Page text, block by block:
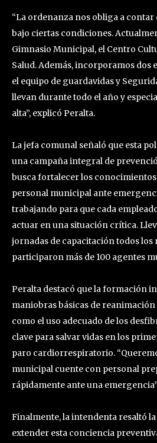
“La ordenanza nos obliga a
bajo ciertas condiciones.
Gimnasio Municipal, el Centro
Salud. Además, incorporamos dos
el equipo de guardavidas y
llevan durante todo el año y
alta”, explicó Peralta.
La jefa comunal señaló que esta
una campaña integral de
busca fortalecer los
personal municipal ante
trabajando para que cada
actuar en una situación crítica.
jornadas de capacitación todos los
participaron más de 100 agentes
Peralta destacó que la formación
maniobras básicas de
como el uso adecuado de los
clave para salvar vidas en los
paro cardiorrespiratorio.
municipal cuente con personal
rápidamente ante una
Finalmente, la intendenta resaltó
extender esta conciencia